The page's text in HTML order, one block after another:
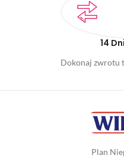
14
Dokonaj zwrotu
Plan